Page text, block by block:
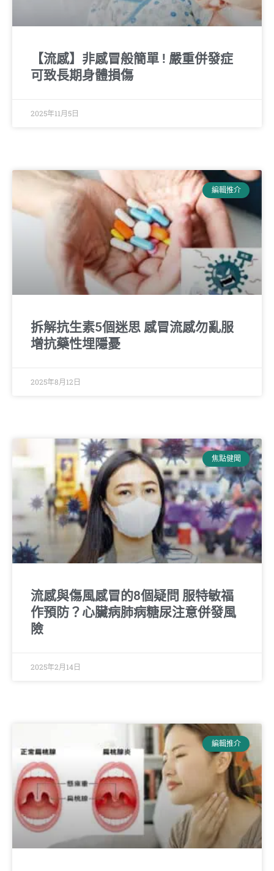
【流感】非感冒般簡單 ! 嚴重併發症
可致長期身體損傷
2025年11月5日
編輯推介
拆解抗生素5個迷思 感冒流感勿亂服
增抗藥性埋隱憂
2025年8月12日
焦點健聞
流感與傷風感冒的8個疑問 服特敏福
作預防？心臟病肺病糖尿注意併發風
險
2025年2月14日
編輯推介